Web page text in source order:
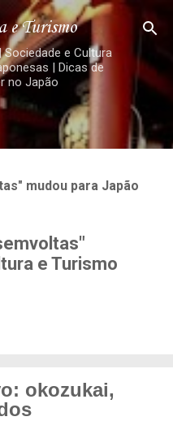
principal
e Turismo
e Cultura
| Dicas de
no Japão
mudou para Japão
e Turismo
okozukai,